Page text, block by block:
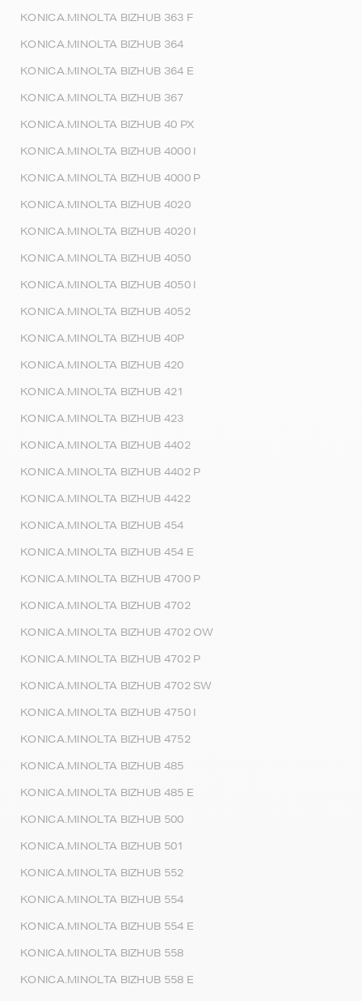
KONICA.MINOLTA BIZHUB 363 F
KONICA.MINOLTA BIZHUB 364
KONICA.MINOLTA BIZHUB 364 E
KONICA.MINOLTA BIZHUB 367
KONICA.MINOLTA BIZHUB 40 PX
KONICA.MINOLTA BIZHUB 4000 I
KONICA.MINOLTA BIZHUB 4000 P
KONICA.MINOLTA BIZHUB 4020
KONICA.MINOLTA BIZHUB 4020 I
KONICA.MINOLTA BIZHUB 4050
KONICA.MINOLTA BIZHUB 4050 I
KONICA.MINOLTA BIZHUB 4052
KONICA.MINOLTA BIZHUB 40P
KONICA.MINOLTA BIZHUB 420
KONICA.MINOLTA BIZHUB 421
KONICA.MINOLTA BIZHUB 423
KONICA.MINOLTA BIZHUB 4402
KONICA.MINOLTA BIZHUB 4402 P
KONICA.MINOLTA BIZHUB 4422
KONICA.MINOLTA BIZHUB 454
KONICA.MINOLTA BIZHUB 454 E
KONICA.MINOLTA BIZHUB 4700 P
KONICA.MINOLTA BIZHUB 4702
KONICA.MINOLTA BIZHUB 4702 OW
KONICA.MINOLTA BIZHUB 4702 P
KONICA.MINOLTA BIZHUB 4702 SW
KONICA.MINOLTA BIZHUB 4750 I
KONICA.MINOLTA BIZHUB 4752
KONICA.MINOLTA BIZHUB 485
KONICA.MINOLTA BIZHUB 485 E
KONICA.MINOLTA BIZHUB 500
KONICA.MINOLTA BIZHUB 501
KONICA.MINOLTA BIZHUB 552
KONICA.MINOLTA BIZHUB 554
KONICA.MINOLTA BIZHUB 554 E
KONICA.MINOLTA BIZHUB 558
KONICA.MINOLTA BIZHUB 558 E